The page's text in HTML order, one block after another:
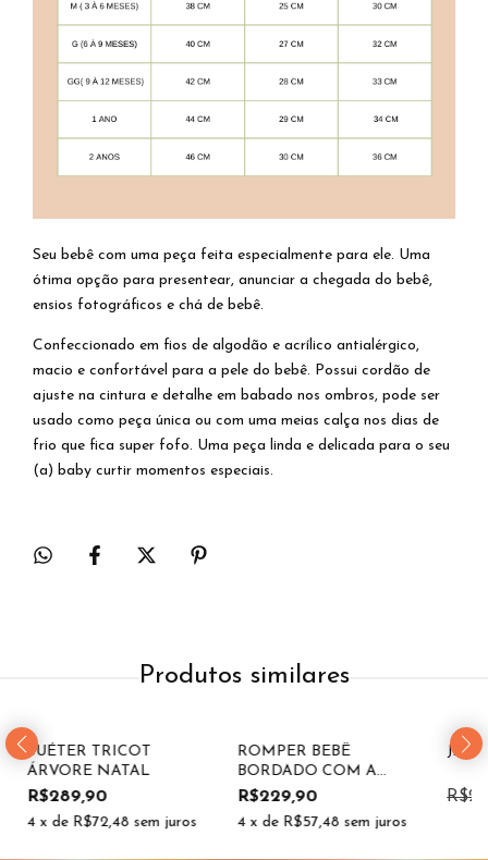
Seu bebê com uma peça feita especialmente para ele. Uma
ótima opção para presentear, anunciar a chegada do bebê,
ensios fotográficos e chá de bebê.
Confeccionado em fios de algodão e acrílico antialérgico,
macio e confortável para a pele do bebê. Possui cordão de
ajuste na cintura e detalhe em babado nos ombros, pode ser
usado como peça única ou com uma meias calça nos dias de
frio que fica super fofo. Uma peça linda e delicada para o seu
(a) baby curtir momentos especiais.
Produtos similares
SUÉTER TRICOT
ÁRVORE NATAL
R$289,90
4 x de R$72,48 sem juros
ROMPER BEBÊ
BORDADO COM A
INICIAL - FLORAL
R$229,90
4 x de R$57,48 sem juros